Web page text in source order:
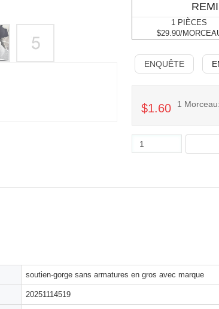
1 PIÈCES
$29.90/
ENQUÊTE
$1.60 1
soutien-gorge sans armatures en gros avec marque
20251114519